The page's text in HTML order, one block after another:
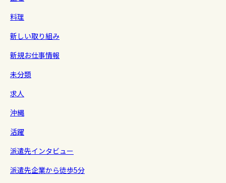
料理
新しい取り組み
新規お仕事情報
未分類
求人
沖縄
活躍
派遣先インタビュー
派遣先企業から徒歩5分